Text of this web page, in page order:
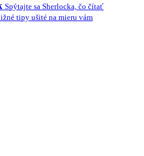
Spýtajte sa Sherlocka, čo čítať
tipy ušité na mieru vám